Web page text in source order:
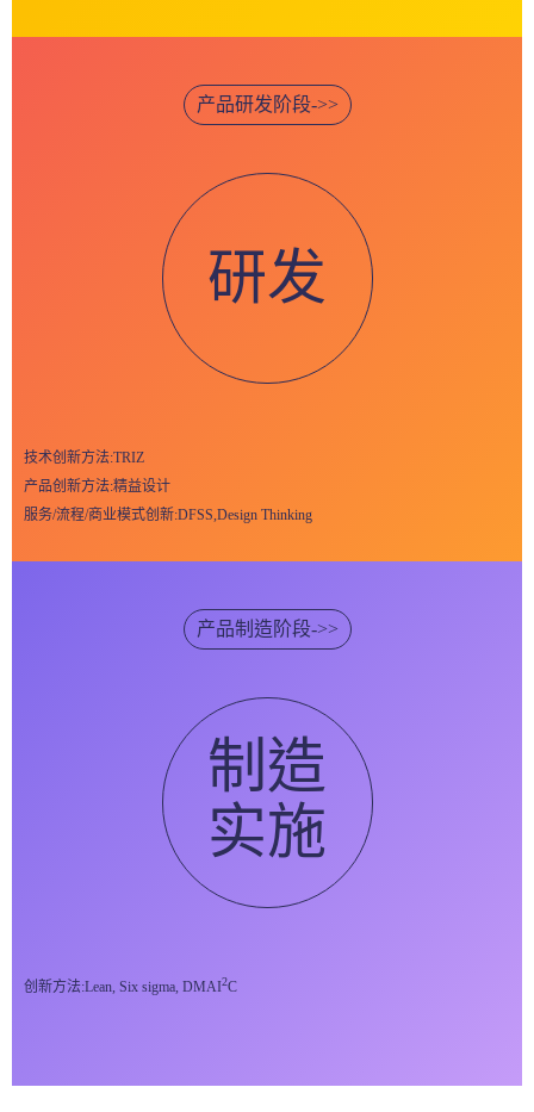
产品研发阶段->>
研发
技术创新方法:TRIZ
产品创新方法:精益设计
服务/流程/商业模式创新:DFSS,Design Thinking
产品制造阶段->>
制造
实施
创新方法:Lean, Six sigma, DMAI2C